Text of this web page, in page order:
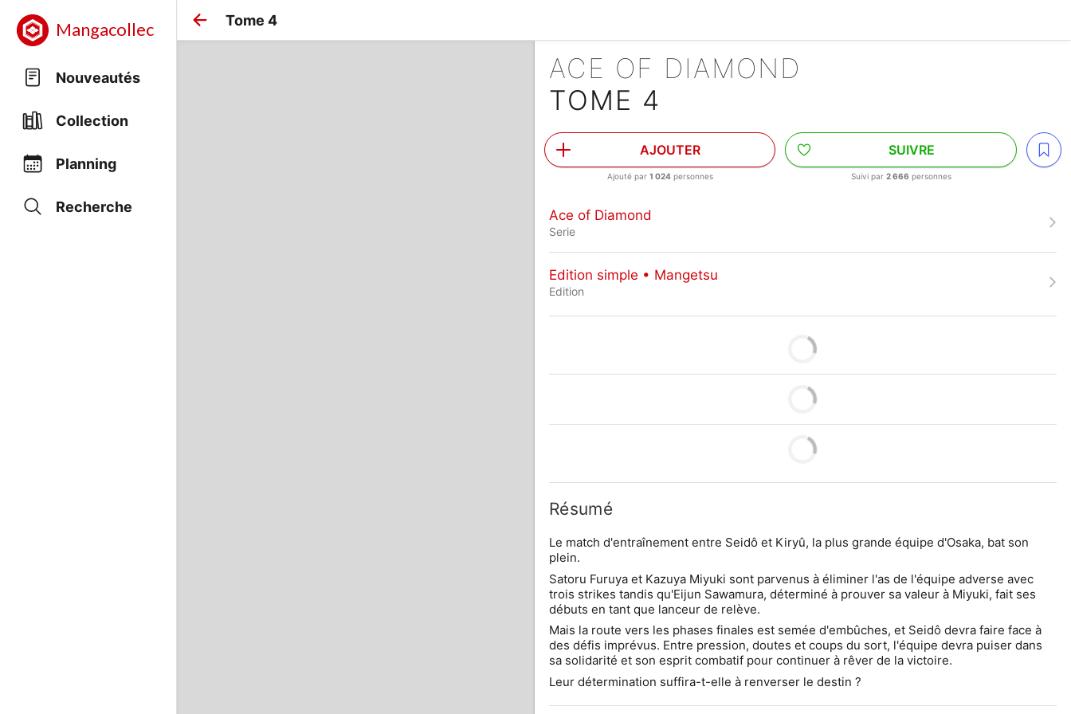
Mangacollec
Nouveautés
Collection
Planning
Recherche
Tome 4
ACE OF DIAMOND
TOME 4
AJOUTER
Ajouté par 1 024personnes
SUIVRE
Suivi par 2 666 personnes
Ace of Diamond
Serie
Edition simple • Mangetsu
Edition
Résumé
Le match d'entraînement entre Seidô et Kiryû, la plus grande équipe d'Osaka, bat son
plein.
Satoru Furuya et Kazuya Miyuki sont parvenus à éliminer l'as de l'équipe adverse avec
trois strikes tandis qu'Eijun Sawamura, déterminé à prouver sa valeur à Miyuki, fait ses
débuts en tant que lanceur de relève.
Mais la route vers les phases finales est semée d'embûches, et Seidô devra faire face à
des défis imprévus. Entre pression, doutes et coups du sort, l'équipe devra puiser dans
sa solidarité et son esprit combatif pour continuer à rêver de la victoire.
Leur détermination suffira-t-elle à renverser le destin ?